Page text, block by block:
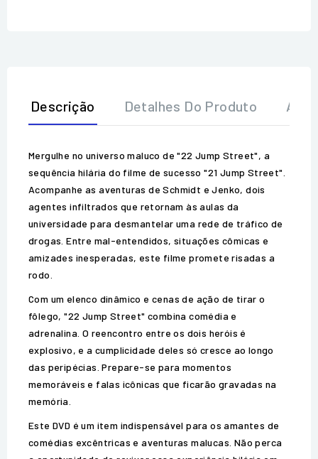
Descrição Detalhes Do Produto
Mergulhe no universo maluco de "22 Jump Street", a
sequência hilária do filme de sucesso "21 Jump Street".
Acompanhe as aventuras de Schmidt e Jenko, dois
agentes infiltrados que retornam às aulas da
universidade para desmantelar uma rede de tráfico de
drogas. Entre mal-entendidos, situações cômicas e
amizades inesperadas, este filme promete risadas a
rodo.
Com um elenco dinâmico e cenas de ação de tirar o
fôlego, "22 Jump Street" combina comédia e
adrenalina. O reencontro entre os dois heróis é
explosivo, e a cumplicidade deles só cresce ao longo
das peripécias. Prepare-se para momentos
memoráveis e falas icônicas que ficarão gravadas na
memória.
Este DVD é um item indispensável para os amantes de
comédias excêntricas e aventuras malucas. Não perca